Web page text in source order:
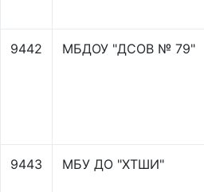
9442 МБДОУ "ДСОВ № 79"
9443 МБУ ДО "ХТШИ"